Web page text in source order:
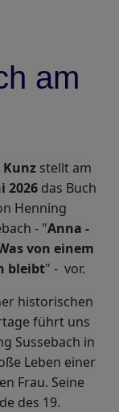
am
stellt am
2026 das Buch
Henning
- "Anna -
von einem
bleibt" - vor.
historischen
führt uns
Sussebach in
Leben einer
Frau. Seine
des 19.